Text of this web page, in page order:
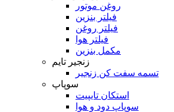
روغن موتور
فیلتر بنزین
فیلتر روغن
فیلتر هوا
مکمل بنزین
زنجیر تایم
تسمه سفت کن زنجیر
سوپاپ
استکان تایپیت
سوپاپ دود و هوا